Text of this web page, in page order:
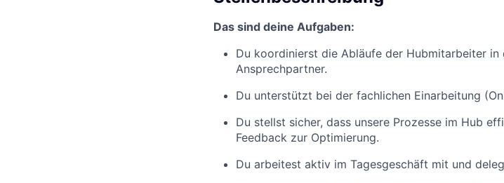
Das sind deine Aufgaben:
Du koordinierst die Abläufe der Hubmitarbeiter
Ansprechpartner.
Du unterstützt bei der fachlichen Einarbeitung
Du stellst sicher, dass unsere Prozesse im Hub
Feedback zur Optimierung.
Du arbeitest aktiv im Tagesgeschäft mit und